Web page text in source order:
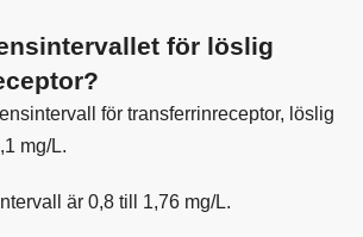
för löslig
för transferrinreceptor, löslig
mg/L.
är 0,8 till 1,76 mg/L.